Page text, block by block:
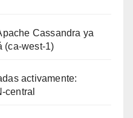
Cassandra ya
(ca-west-1)
activamente:
central